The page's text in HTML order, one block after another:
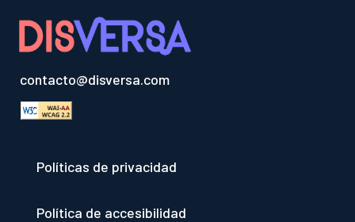
contacto@disversa.com
Políticas de privacidad
Política de accesibilidad